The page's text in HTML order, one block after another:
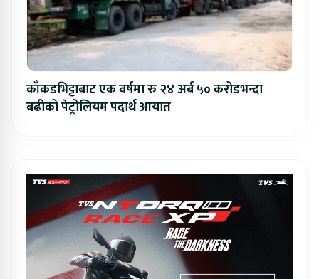
काँकडभिट्टाबाट एक वर्षमा रु २४ अर्ब ५० करोडभन्दा
बढीको पेट्रोलियम पदार्थ आयात